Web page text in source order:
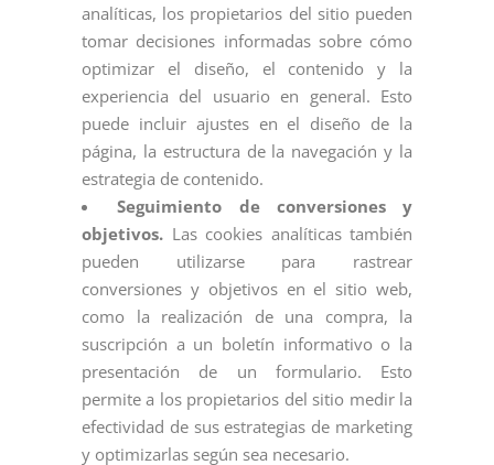
analíticas, los propietarios del sitio pueden
tomar decisiones informadas sobre cómo
optimizar el diseño, el contenido y la
experiencia del usuario en general. Esto
puede incluir ajustes en el diseño de la
página, la estructura de la navegación y la
estrategia de contenido.
Seguimiento de conversiones y
objetivos. Las cookies analíticas también
pueden utilizarse para rastrear
conversiones y objetivos en el sitio web,
como la realización de una compra, la
suscripción a un boletín informativo o la
presentación de un formulario. Esto
permite a los propietarios del sitio medir la
efectividad de sus estrategias de marketing
y optimizarlas según sea necesario.